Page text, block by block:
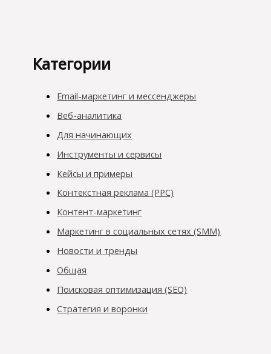
Категории
Email-маркетинг и мессенджеры
Веб-аналитика
Для начинающих
Инструменты и сервисы
Кейсы и примеры
Контекстная реклама (PPC)
Контент-маркетинг
Маркетинг в социальных сетях (SMM)
Новости и тренды
Общая
Поисковая оптимизация (SEO)
Стратегия и воронки